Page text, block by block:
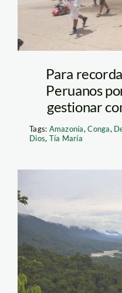
Para
Peruanos
gestionar
Tags: Amazonía,Conga,
Dios, Tía María
man01